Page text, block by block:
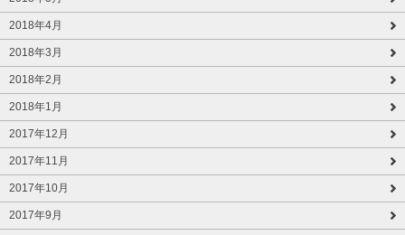
2018年4月
2018年3月
2018年2月
2018年1月
2017年12月
2017年11月
2017年10月
2017年9月